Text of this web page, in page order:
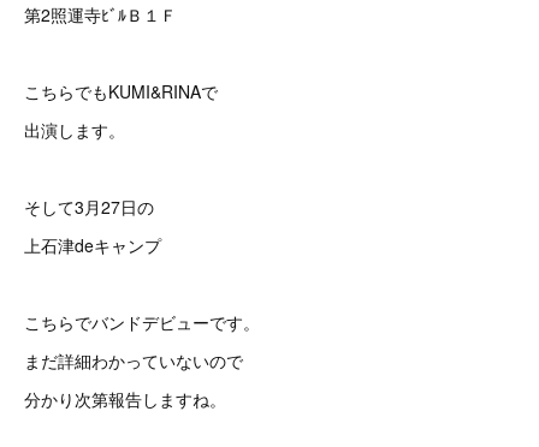
第2照運寺ﾋﾞﾙＢ１Ｆ
こちらでもKUMI&RINAで
出演します。
そして3月27日の
上石津deキャンプ
こちらでバンドデビューです。
まだ詳細わかっていないので
分かり次第報告しますね。